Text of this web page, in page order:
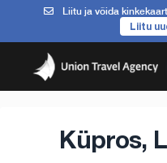
Liitu ja võida
Liitu
Küpros,